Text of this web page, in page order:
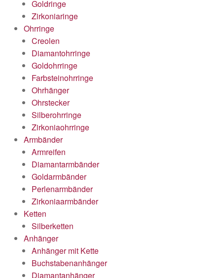
Goldringe
Zirkoniaringe
Ohrringe
Creolen
Diamantohrringe
Goldohrringe
Farbsteinohrringe
Ohrhänger
Ohrstecker
Silberohrringe
Zirkoniaohrringe
Armbänder
Armreifen
Diamantarmbänder
Goldarmbänder
Perlenarmbänder
Zirkoniaarmbänder
Ketten
Silberketten
Anhänger
Anhänger mit Kette
Buchstabenanhänger
Diamantanhänger